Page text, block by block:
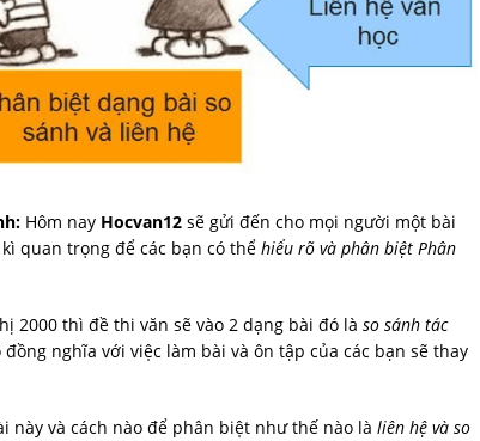
Hôm nay Hocvan12 sẽ gửi đến cho mọi người một bài
quan trọng để các bạn có thể hiểu rõ và phân biệt Phân
2000 thì đề thi văn sẽ vào 2 dạng bài đó là so sánh tác
nghĩa với việc làm bài và ôn tập của các bạn sẽ thay
này và cách nào để phân biệt như thế nào là liên hệ và so